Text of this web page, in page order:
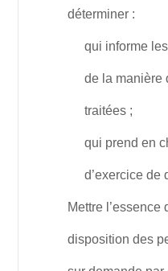
déterminer :
qui informe
de la manière
traitées ;
qui prend en
d’exercice de
Mettre l’essence
disposition des